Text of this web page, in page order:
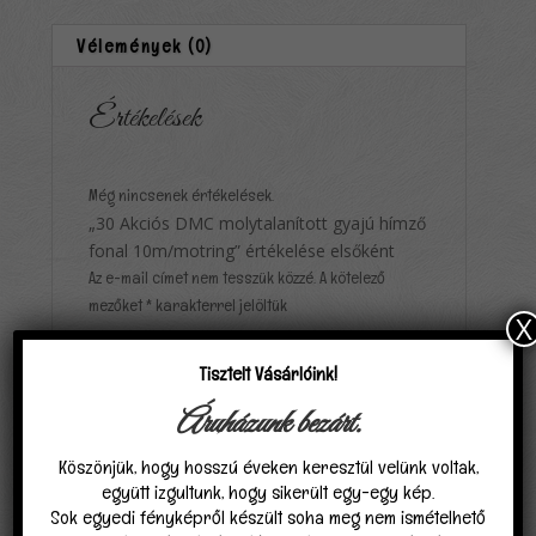
Vélemények (0)
Értékelések
Még nincsenek értékelések.
„30 Akciós DMC molytalanított gyajú hímző
fonal 10m/motring” értékelése elsőként
Az e-mail címet nem tesszük közzé. A kötelező
mezőket * karakterrel jelöltük
A te értékelésed *
Tisztelt Vásárlóink!
Áruházunk bezárt.
Köszönjük, hogy hosszú éveken keresztül velünk voltak,
együtt izgultunk, hogy sikerült egy-egy kép.
Sok egyedi fényképről készült soha meg nem ismételhető
X